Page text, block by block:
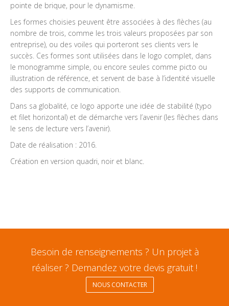
pointe de brique, pour le dynamisme.
Les formes choisies peuvent être associées à des flèches (au
nombre de trois, comme les trois valeurs proposées par son
entreprise), ou des voiles qui porteront ses clients vers le
succès. Ces formes sont utilisées dans le logo complet, dans
le monogramme simple, ou encore seules comme picto ou
illustration de référence, et servent de base à l’identité visuelle
des supports de communication.
Dans sa globalité, ce logo apporte une idée de stabilité (typo
et filet horizontal) et de démarche vers l’avenir (les flèches dans
le sens de lecture vers l’avenir).
Date de réalisation : 2016.
Création en version quadri, noir et blanc.
Besoin de renseignements ? Un projet à
réaliser ? Demandez votre devis gratuit !
NOUS CONTACTER